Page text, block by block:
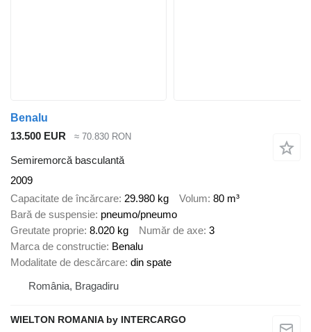
Benalu
13.500 EUR
≈ 70.830 RON
Semiremorcă basculantă
2009
Capacitate de încărcare 29.980 kg Volum 80 m³
Bară de suspensie pneumo/pneumo
Greutate proprie 8.020 kg Număr de axe 3
Marca de constructie Benalu
Modalitate de descărcare din spate
România, Bragadiru
WIELTON ROMANIA by INTERCARGO